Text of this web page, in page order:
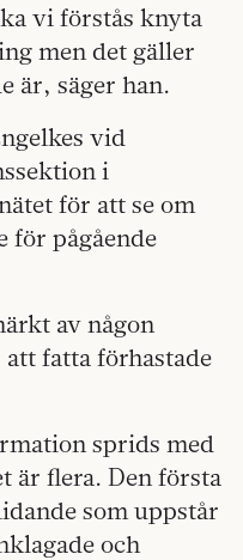
vi förstås knyta
men det gäller
är, säger han.
vid
i
för att se om
för pågående
av någon
fatta förhastade
sprids med
är flera. Den första
som uppstår
och